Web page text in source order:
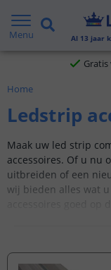
Menu Al 13 jaar
Gratis
Home
Ledstrip
Maak uw led strip
accessoires. Of u nu
uitbreiden of een
wij bieden alles wat
optimaal resultaat te
strip?Bekijk deze